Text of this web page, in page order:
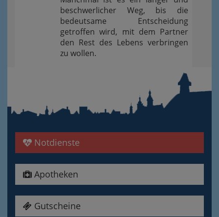
beschwerlicher Weg, bis die
bedeutsame Entscheidung
getroffen wird, mit dem Partner
den Rest des Lebens verbringen
zu wollen.
Notdienste
Apotheken
Gutscheine